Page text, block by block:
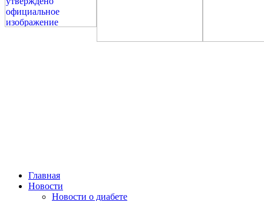
Главная
Новости
Новости о диабете